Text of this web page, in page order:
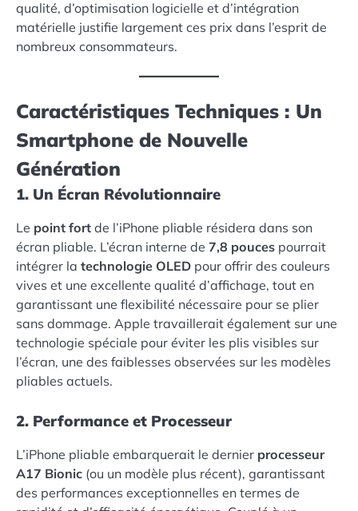
qualité, d’optimisation logicielle et d’intégration
matérielle justifie largement ces prix dans l’esprit de
nombreux consommateurs.
Caractéristiques Techniques : Un
Smartphone de Nouvelle
Génération
1. Un Écran Révolutionnaire
Le point fort de l’iPhone pliable résidera dans son
écran pliable. L’écran interne de 7,8 pouces pourrait
intégrer la technologie OLED pour offrir des couleurs
vives et une excellente qualité d’affichage, tout en
garantissant une flexibilité nécessaire pour se plier
sans dommage. Apple travaillerait également sur une
technologie spéciale pour éviter les plis visibles sur
l’écran, une des faiblesses observées sur les modèles
pliables actuels.
2. Performance et Processeur
L’iPhone pliable embarquerait le dernier processeur
A17 Bionic (ou un modèle plus récent), garantissant
des performances exceptionnelles en termes de